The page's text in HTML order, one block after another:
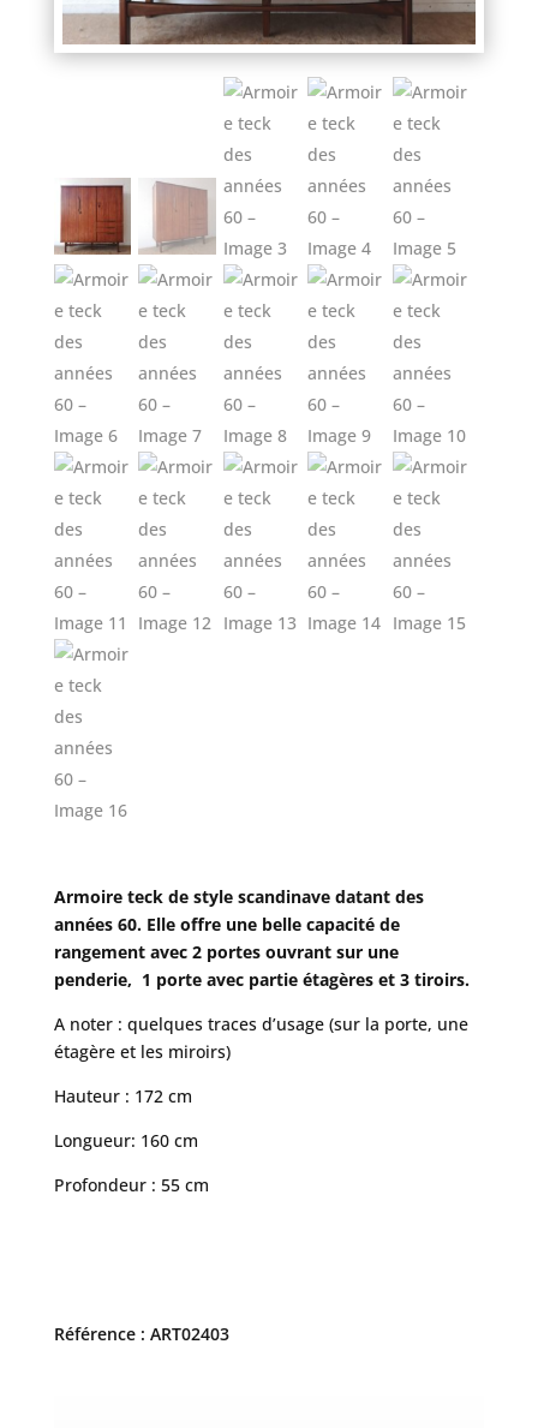
Armoire teck de style scandinave datant des
années 60. Elle offre une belle capacité de
rangement avec 2 portes ouvrant sur une
penderie, 1 porte avec partie étagères et 3 tiroirs.
A noter : quelques traces d’usage (sur la porte, une
étagère et les miroirs)
Hauteur : 172 cm
Longueur: 160 cm
Profondeur : 55 cm
Référence : ART02403